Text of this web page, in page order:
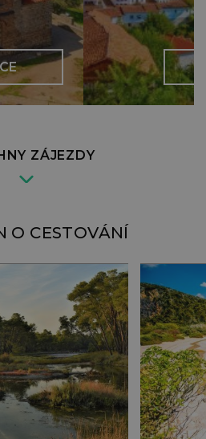
ZÁJEZDY
O CESTOVÁNÍ